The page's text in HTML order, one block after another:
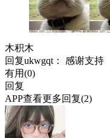
木积木
回复ukwgqt ： 感谢支持
有用(0)
回复
APP查看更多回复(2)